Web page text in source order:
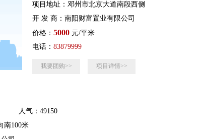
项目地址：邓州市北京大道南段西侧
开 发 商：南阳财富置业有限公司
价格： 5000 元/平米
电话： 83879999
我要团购>> 项目详情>>
人气：49150
南100米